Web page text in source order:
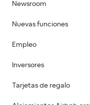
Newsroom
Nuevas funciones
Empleo
Inversores
Tarjetas de regalo